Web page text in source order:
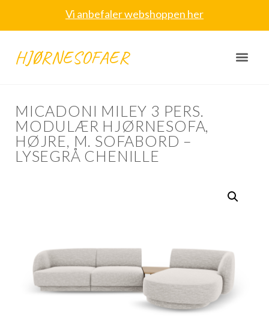
Vi anbefaler webshoppen her
HJØRNESOFAER
MICADONI MILEY 3 PERS.
MODULÆR HJØRNESOFA,
HØJRE, M. SOFABORD –
LYSEGRÅ CHENILLE